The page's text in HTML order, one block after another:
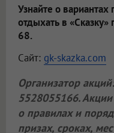
Узнайте о
отдыхать в
68.
Сайт: gk-skazka.com
Организатор
5528055166.
о правилах и
призах, сроках,